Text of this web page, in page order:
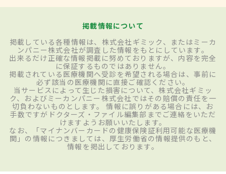
掲載情報について
掲載している各種情報は、株式会社ギミック、またはミーカ
ンパニー株式会社が調査した情報をもとにしています。
出来るだけ正確な情報掲載に努めておりますが、内容を完全
に保証するものではありません。
掲載されている医療機関へ受診を希望される場合は、事前に
必ず該当の医療機関に直接ご確認ください。
当サービスによって生じた損害について、株式会社ギミッ
ク、およびミーカンパニー株式会社ではその賠償の責任を一
切負わないものとします。 情報に誤りがある場合には、お
手数ですがドクターズ・ファイル編集部までご連絡をいただ
けますようお願いいたします。
なお、「マイナンバーカードの健康保険証利用可能な医療機
関」の情報につきましては、厚生労働省の情報提供のもと、
情報を掲出しております。